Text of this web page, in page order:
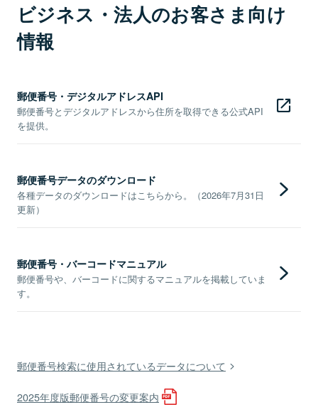
ビジネス・法人のお客さま向け
情報
郵便番号・デジタルアドレスAPI
郵便番号とデジタルアドレスから住所を取得できる公式API
を提供。
郵便番号データのダウンロード
各種データのダウンロードはこちらから。（2026年7月31日
更新）
郵便番号・バーコードマニュアル
郵便番号や、バーコードに関するマニュアルを掲載していま
す。
郵便番号検索に使用されているデータについて
2025年度版郵便番号の変更案内